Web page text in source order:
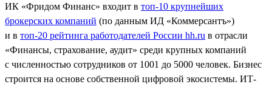
ИК «Фридом Финанс» входит в топ-10 крупнейших
брокерских компаний (по данным ИД «Коммерсантъ»)
и в топ-20 рейтинга работодателей России hh.ru в отрасли
«Финансы, страхование, аудит» среди крупных компаний
с численностью сотрудников от 1001 до 5000 человек. Бизнес
строится на основе собственной цифровой экосистемы. ИТ-